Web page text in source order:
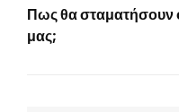
Πως θα σταματήσουν
μας;